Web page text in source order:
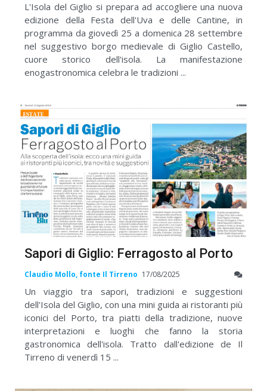
L'Isola del Giglio si prepara ad accogliere una nuova
edizione della Festa dell'Uva e delle Cantine, in
programma da giovedì 25 a domenica 28 settembre
nel suggestivo borgo medievale di Giglio Castello,
cuore storico dell'isola. La manifestazione
enogastronomica celebra le tradizioni ...
Sapori di Giglio: Ferragosto al Porto
Claudio Mollo, fonte Il Tirreno 17/08/2025
Un viaggio tra sapori, tradizioni e suggestioni
dell'Isola del Giglio, con una mini guida ai ristoranti più
iconici del Porto, tra piatti della tradizione, nuove
interpretazioni e luoghi che fanno la storia
gastronomica dell'isola. Tratto dall'edizione de Il
Tirreno di venerdì 15 ...